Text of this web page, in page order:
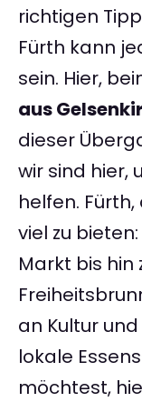
richtigen
Fürth kann
sein. Hier,
aus
dieser
wir sind hier,
helfen.
viel zu
Markt bis hin
an Kultur
lokale
möchtest,